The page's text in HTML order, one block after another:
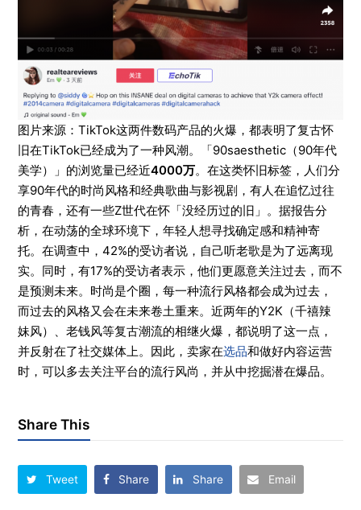
图片来源：TikTok这两件数码产品的火爆，都表明了复古怀
旧在TikTok已经成为了一种风潮。「90saesthetic（90年代
美学）」的浏览量已经近4000万。在这类怀旧标签，人们分
享90年代的时尚风格和经典歌曲与影视剧，有人在追忆过往
的青春，还有一些Z世代在怀「没经历过的旧」。据报告分
析，在动荡的全球环境下，年轻人想寻找确定感和精神寄
托。在调查中，42%的受访者说，自己听老歌是为了远离现
实。同时，有17%的受访者表示，他们更愿意关注过去，而不
是预测未来。时尚是个圈，每一种流行风格都会成为过去，
而过去的风格又会在未来卷土重来。近两年的Y2K（千禧辣
妹风）、老钱风等复古潮流的相继火爆，都说明了这一点，
并反射在了社交媒体上。因此，卖家在选品和做好内容运营
时，可以多去关注平台的流行风尚，并从中挖掘潜在爆品。
Share This
Tweet Share Share Email